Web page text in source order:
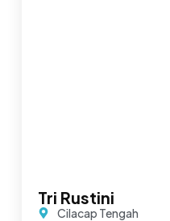
Tri Rustini
Cilacap Tengah